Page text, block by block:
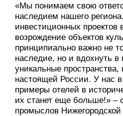
«Мы понимаем свою
наследием нашего
инвестиционных
возрождение объектов
принципиально важно не
наследие, но и вдохнуть
уникальные
настоящей России. У нас
примеры отелей в
их станет еще больше!» –
промыслов